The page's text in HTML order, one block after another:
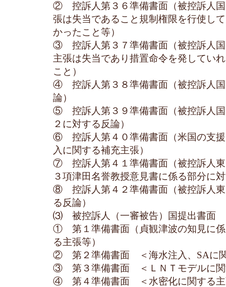
② 控訴人第３６準備書面（被控訴人国
張は失当であること規制権限を行使し
かったこと等）
③ 控訴人第３７準備書面（被控訴人国
主張は失当であり措置命令を発してい
こと）
④ 控訴人第３８準備書面（被控訴人国
論）
⑤ 控訴人第３９準備書面（被控訴人国
２に対する反論）
⑥ 控訴人第４０準備書面（米国の支援
入に関する補充主張）
⑦ 控訴人第４１準備書面（被控訴人東
３項津田名誉教授意見書に係る部分に
⑧ 控訴人第４２準備書面（被控訴人東
る反論）
⑶ 被控訴人（一審被告）国提出書面
① 第１準備書面（貞観津波の知見に係
る主張等）
② 第２準備書面 ＜海水注入、SAに
③ 第３準備書面 ＜ＬＮＴモデルに関
④ 第４準備書面 ＜水密化に関する主